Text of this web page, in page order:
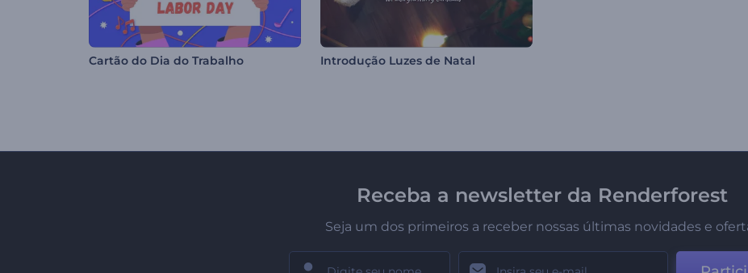
Cartão do Dia do Trabalho Introdução Luzes de Natal
Receba a newsletter da Renderforest
Seja um dos primeiros a receber nossas últimas novidades e